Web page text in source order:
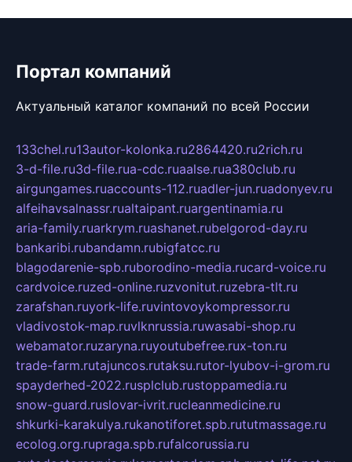
Портал компаний
Актуальный каталог компаний по всей России
133chel.ru13autor-kolonka.ru2864420.ru2rich.ru
3-d-file.ru3d-file.rua-cdc.ruaalse.rua380club.ru
airgungames.ruaccounts-112.ruadler-jun.ruadonyev.ru
alfeihavsalnassr.rualtaipant.ruargentinamia.ru
aria-family.ruarkrym.ruashanet.rubelgorod-day.ru
bankaribi.rubandamn.rubigfatcc.ru
blagodarenie-spb.ruborodino-media.rucard-voice.ru
cardvoice.ruzed-online.ruzvonitut.ruzebra-tlt.ru
zarafshan.ruyork-life.ruvintovoykompressor.ru
vladivostok-map.ruvlknrussia.ruwasabi-shop.ru
webamator.ruzaryna.ruyoutubefree.rux-ton.ru
trade-farm.rutajuncos.rutaksu.rutor-lyubov-i-grom.ru
spayderhed-2022.rusplclub.rustoppamedia.ru
snow-guard.ruslovar-ivrit.rucleanmedicine.ru
shkurki-karakulya.rukanotiforet.spb.rututmassage.ru
ecolog.org.rupraga.spb.rufalcorussia.ru